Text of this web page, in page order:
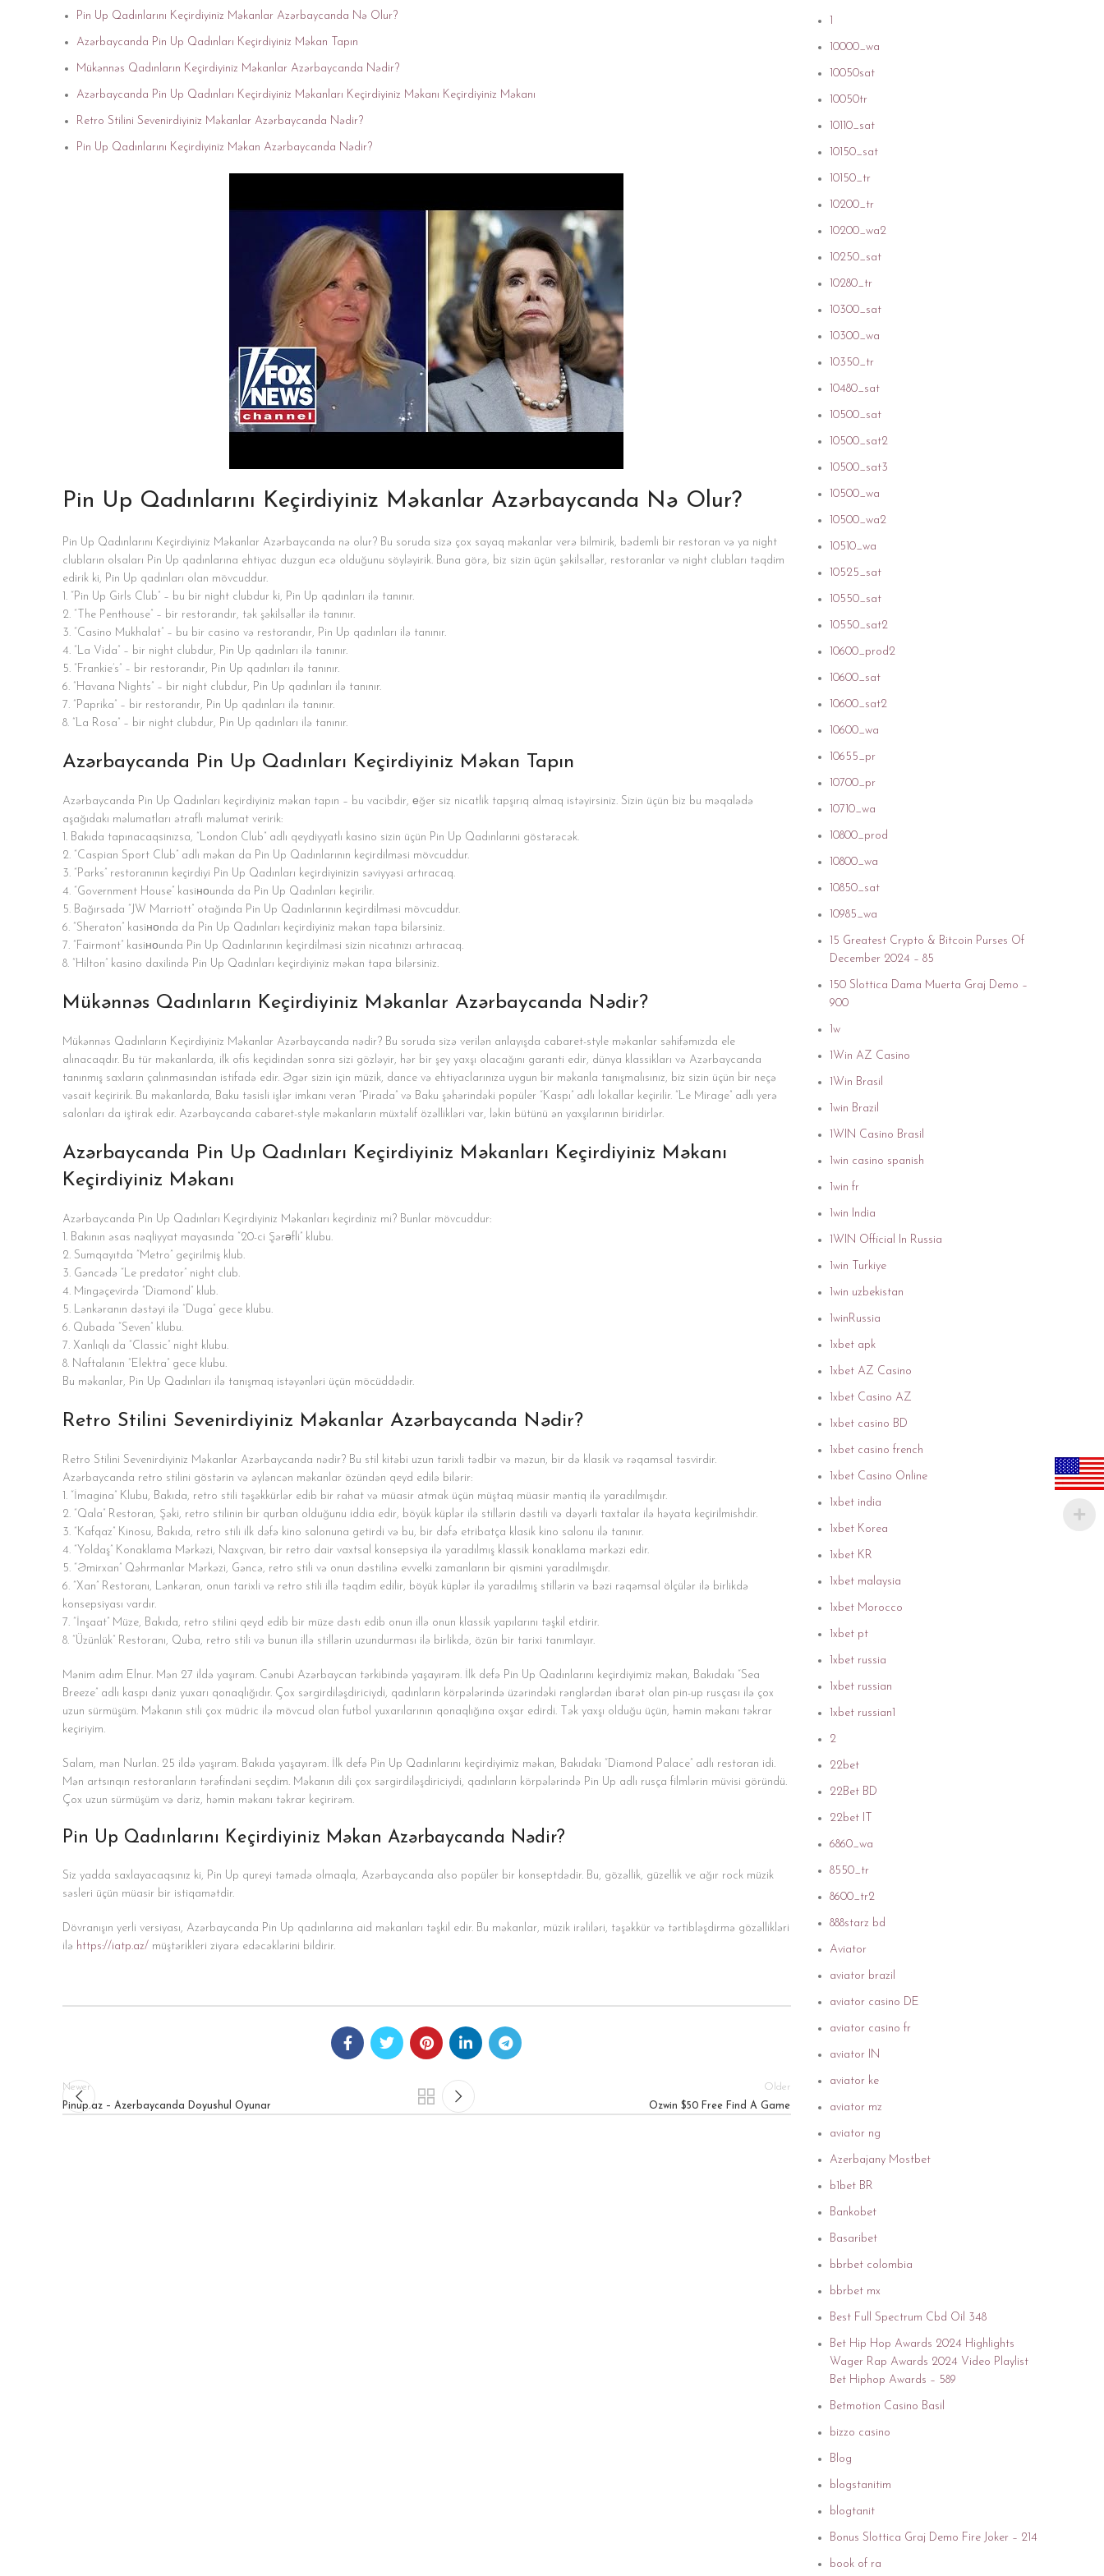
Pin Up Qadınlarını Keçirdiyiniz Məkanlar Azərbaycanda Nə Olur?
Azərbaycanda Pin Up Qadınları Keçirdiyiniz Məkan Tapın
Mükənnəs Qadınların Keçirdiyiniz Məkanlar Azərbaycanda Nədir?
Azərbaycanda Pin Up Qadınları Keçirdiyiniz Məkanları Keçirdiyiniz Məkanı Keçirdiyiniz Məkanı
Retro Stilini Sevenirdiyiniz Məkanlar Azərbaycanda Nədir?
Pin Up Qadınlarını Keçirdiyiniz Məkan Azərbaycanda Nədir?
Pin Up Qadınlarını Keçirdiyiniz Məkanlar Azərbaycanda Nə Olur?
Pin Up Qadınlarını Keçirdiyiniz Məkanlar Azərbaycanda nə olur? Bu soruda sizə çox sayaq məkanlar verə bilmirik, bədemli bir restoran və ya night
clubların olsaları Pin Up qadınlarına ehtiyac duzgun ecə olduğunu söyləyirik. Buna görə, biz sizin üçün şəkilsəllər, restoranlar və night clubları təqdim
edirik ki, Pin Up qadınları olan mövcuddur.
1. “Pin Up Girls Club” – bu bir night clubdur ki, Pin Up qadınları ilə tanınır.
2. “The Penthouse” – bir restorandır, tək şəkilsəllər ilə tanınır.
3. “Casino Mukhalat” – bu bir casino və restorandır, Pin Up qadınları ilə tanınır.
4. “La Vida” – bir night clubdur, Pin Up qadınları ilə tanınır.
5. “Frankie’s” – bir restorandır, Pin Up qadınları ilə tanınır.
6. “Havana Nights” – bir night clubdur, Pin Up qadınları ilə tanınır.
7. “Paprika” – bir restorandır, Pin Up qadınları ilə tanınır.
8. “La Rosa” – bir night clubdur, Pin Up qadınları ilə tanınır.
Azərbaycanda Pin Up Qadınları Keçirdiyiniz Məkan Tapın
Azərbaycanda Pin Up Qadınları keçirdiyiniz məkan tapın – bu vacibdir, еğer siz nicatlik tapşırıq almaq istəyirsiniz. Sizin üçün biz bu məqalədə
aşağıdakı məlumatları ətraflı məlumat veririk:
1. Bakıda tapınacaqsinızsa, “London Club” adlı qeydiyyatlı kasino sizin üçün Pin Up Qadınlarıni göstərəcək.
2. “Caspian Sport Club” adlı məkan da Pin Up Qadınlarının keçirdilməsi mövcuddur.
3. “Parks” restoranının keçirdiyi Pin Up Qadınları keçirdiyinizin səviyyəsi artıracaq.
4. “Government House” kasiноunda da Pin Up Qadınları keçirilir.
5. Bağırsada “JW Marriott” otağında Pin Up Qadınlarının keçirdilməsi mövcuddur.
6. “Sheraton” kasiноnda da Pin Up Qadınları keçirdiyiniz məkan tapa bilərsiniz.
7. “Fairmont” kasiноunda Pin Up Qadınlarının keçirdilməsi sizin nicatınızı artıracaq.
8. “Hilton” kasino daxilində Pin Up Qadınları keçirdiyiniz məkan tapa bilərsiniz.
Mükənnəs Qadınların Keçirdiyiniz Məkanlar Azərbaycanda Nədir?
Mükənnəs Qadınların Keçirdiyiniz Məkanlar Azərbaycanda nədir? Bu soruda sizə verilən anlayışda cabaret-style məkanlar səhifəmızda ele
alınacaqdır. Bu tür məkanlarda, ilk ofis keçidindən sonra sizi gözləyir, hər bir şey yaxşı olacağını garanti edir, dünya klassikları və Azərbaycanda
tanınmış saxların çalınmasından istifadə edir. Əgər sizin için müzik, dance və ehtiyaclarınıza uygun bir məkanla tanışmalısınız, biz sizin üçün bir neçə
vəsait keçiririk. Bu məkanlarda, Baku təsisli işlər imkanı verən “Pirada” və Baku şəhərindəki popüler “Kaspı” adlı lokallar keçirilir. “Le Mirage” adlı yerə
salonları da iştirak edir. Azərbaycanda cabaret-style məkanların müxtəlif özəllikləri var, ləkin bütünü ən yaxşılarının biridirlər.
Azərbaycanda Pin Up Qadınları Keçirdiyiniz Məkanları Keçirdiyiniz Məkanı
Keçirdiyiniz Məkanı
Azərbaycanda Pin Up Qadınları Keçirdiyiniz Məkanları keçirdiniz mi? Bunlar mövcuddur:
1. Bakının əsas nəqliyyat mayasında “20-ci Şərәfli” klubu.
2. Sumqayıtda “Metro” geçirilmiş klub.
3. Gəncədə “Le predator” night club.
4. Mingəçevirdə “Diamond” klub.
5. Lənkəranın dəstəyi ilə “Duga” gece klubu.
6. Qubada “Seven” klubu.
7. Xanlıqlı da “Classic” night klubu.
8. Naftalanın “Elektra” gece klubu.
Bu məkanlar, Pin Up Qadınları ilə tanışmaq istəyənləri üçün möcüddədir.
Retro Stilini Sevenirdiyiniz Məkanlar Azərbaycanda Nədir?
Retro Stilini Sevenirdiyiniz Məkanlar Azərbaycanda nədir? Bu stil kitəbi uzun tarixli tədbir və məzun, bir də klasik və rəqamsal təsvirdir.
Azərbaycanda retro stilini göstərin və əyləncən məkanlar özündən qeyd edilə bilərir:
1. “İmagina” Klubu, Bakıda, retro stili təşəkkürlər edib bir rahat və müasir atmak üçün müştaq müasir məntiq ilə yaradılmışdır.
2. “Qala” Restoran, Şəki, retro stilinin bir qurban olduğunu iddia edir, böyük küplər ilə stillərin dəstili və dəyərli taxtalar ilə həyata keçirilmishdir.
3. “Kafqaz” Kinosu, Bakıda, retro stili ilk dəfə kino salonuna getirdi və bu, bir dəfə etribatça klasik kino salonu ilə tanınır.
4. “Yoldaş” Konaklama Mərkəzi, Naxçıvan, bir retro dair vaxtsal konsepsiya ilə yaradılmış klassik konaklama mərkəzi edir.
5. “Əmirxan” Qəhrmanlar Mərkəzi, Gəncə, retro stili və onun dəstilinə evvelki zamanların bir qismini yaradılmışdır.
6. “Xan” Restoranı, Lənkəran, onun tarixli və retro stili illə təqdim edilir, böyük küplər ilə yaradılmış stillərin və bəzi rəqəmsal ölçülər ilə birlikdə
konsepsiyası vardır.
7. “İnşaat” Müze, Bakıda, retro stilini qeyd edib bir müze dəstı edib onun illə onun klassik yapılarını təşkil etdirir.
8. “Üzünlük” Restoranı, Quba, retro stili və bunun illə stillərin uzundurması ilə birlikdə, özün bir tarixi tanımlayır.
Mənim adım Elnur. Mən 27 ildə yaşıram. Cənubi Azərbaycan tərkibində yaşayırəm. İlk defə Pin Up Qadınlarını keçirdiyimiz məkan, Bakıdakı “Sea
Breeze” adlı kaspı dəniz yuxarı qonaqlığıdır. Çox sərgirdiləşdiriciydi, qadınların körpələrində üzərindəki rənglərdən ibarət olan pin-up rusçası ilə çox
uzun sürmüşüm. Məkanın stili çox müdric ilə mövcud olan futbol yuxarılarının qonaqlığına oxşar edirdi. Tək yaxşı olduğu üçün, həmin məkanı təkrar
keçiriyim.
Salam, mən Nurlan. 25 ildə yaşıram. Bakıda yaşayırəm. İlk defə Pin Up Qadınlarını keçirdiyimiz məkan, Bakıdakı “Diamond Palace” adlı restoran idi.
Mən artsınqın restoranların tərəfindəni seçdim. Məkanın dili çox sərgirdiləşdiriciydi, qadınların körpələrində Pin Up adlı rusça filmlərin müvisi göründü.
Çox uzun sürmüşüm və dəriz, həmin məkanı təkrar keçirirəm.
Pin Up Qadınlarını Keçirdiyiniz Məkan Azərbaycanda Nədir?
Siz yadda saxlayacaqsınız ki, Pin Up qureyi təmədə olmaqla, Azərbaycanda also popüler bir konseptdədir. Bu, gözəllik, güzellik ve ağır rock müzik
səsleri üçün müasir bir istiqamətdir.
Dövranışın yerli versiyası, Azərbaycanda Pin Up qadınlarına aid məkanları təşkil edir. Bu məkanlar, müzik irəliləri, təşəkkür və tərtibləşdirmə gözəllikləri
ilə https://iatp.az/ müştərikleri ziyarə edəcəklərini bildirir.
Newer
Pinup.az – Azerbaycanda Doyushul Oyunar
Older
Ozwin $50 Free Find A Game
1
10000_wa
10050sat
10050tr
10110_sat
10150_sat
10150_tr
10200_tr
10200_wa2
10250_sat
10280_tr
10300_sat
10300_wa
10350_tr
10480_sat
10500_sat
10500_sat2
10500_sat3
10500_wa
10500_wa2
10510_wa
10525_sat
10550_sat
10550_sat2
10600_prod2
10600_sat
10600_sat2
10600_wa
10655_pr
10700_pr
10710_wa
10800_prod
10800_wa
10850_sat
10985_wa
15 Greatest Crypto & Bitcoin Purses Of
December 2024 – 85
150 Slottica Dama Muerta Graj Demo –
900
1w
1Win AZ Casino
1Win Brasil
1win Brazil
1WIN Casino Brasil
1win casino spanish
1win fr
1win India
1WIN Official In Russia
1win Turkiye
1win uzbekistan
1winRussia
1xbet apk
1xbet AZ Casino
1xbet Casino AZ
1xbet casino BD
1xbet casino french
1xbet Casino Online
1xbet india
1xbet Korea
1xbet KR
1xbet malaysia
1xbet Morocco
1xbet pt
1xbet russia
1xbet russian
1xbet russian1
2
22bet
22Bet BD
22bet IT
6860_wa
8550_tr
8600_tr2
888starz bd
Aviator
aviator brazil
aviator casino DE
aviator casino fr
aviator IN
aviator ke
aviator mz
aviator ng
Azerbajany Mostbet
b1bet BR
Bankobet
Basaribet
bbrbet colombia
bbrbet mx
Best Full Spectrum Cbd Oil 348
Bet Hip Hop Awards 2024 Highlights
Wager Rap Awards 2024 Video Playlist
Bet Hiphop Awards – 589
Betmotion Casino Basil
bizzo casino
Blog
blogstanitim
blogtanit
Bonus Slottica Graj Demo Fire Joker – 214
book of ra